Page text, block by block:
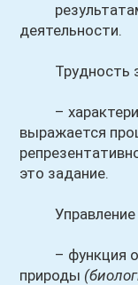
деятельности.
Трудность
–
выражается
это задание.
Управление
– функция
природы